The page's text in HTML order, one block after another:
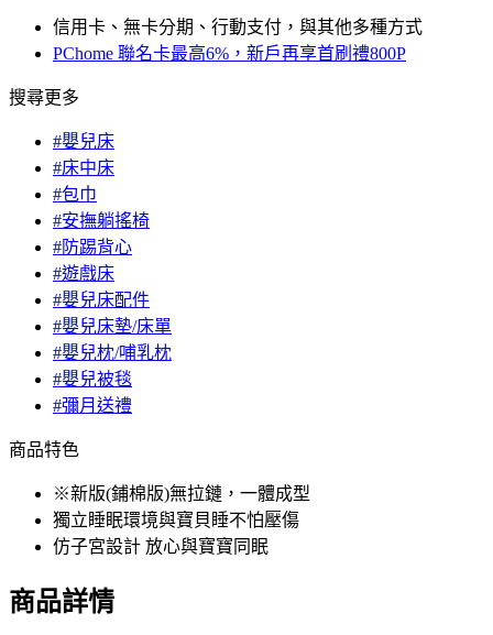
信用卡、無卡分期、行動支付，與其他多種方式
PChome 聯名卡最高6%，新戶再享首刷禮800P
搜尋更多
#嬰兒床
#床中床
#包巾
#安撫躺搖椅
#防踢背心
#遊戲床
#嬰兒床配件
#嬰兒床墊/床單
#嬰兒枕/哺乳枕
#嬰兒被毯
#彌月送禮
商品特色
※新版(鋪棉版)無拉鏈，一體成型
獨立睡眠環境與寶貝睡不怕壓傷
仿子宮設計 放心與寶寶同眠
商品詳情